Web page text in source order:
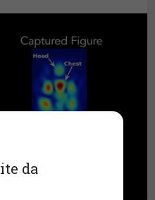
da